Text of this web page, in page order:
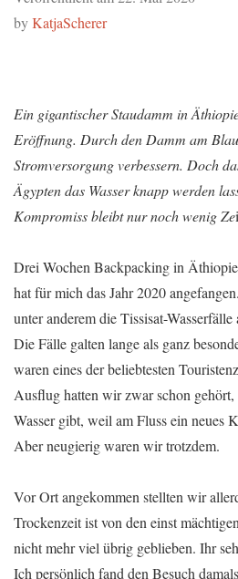
byKatjaScherer
Ein gigantischer Staudamm in
Eröffnung. Durch den Damm am
Stromversorgung verbessern. Doch
Ägypten das Wasser knapp werden
Kompromiss bleibt nur noch wenig Ze
Drei Wochen Backpacking in
hat für mich das Jahr 2020
unter anderem die Tissisat-
Die Fälle galten lange als ganz
waren eines der beliebtesten
Ausflug hatten wir zwar schon
Wasser gibt, weil am Fluss ein neues
Aber neugierig waren wir trotzdem.
Vor Ort angekommen stellten wir
Trockenzeit ist von den einst
nicht mehr viel übrig geblieben. Ihr
Ich persönlich fand den Besuch